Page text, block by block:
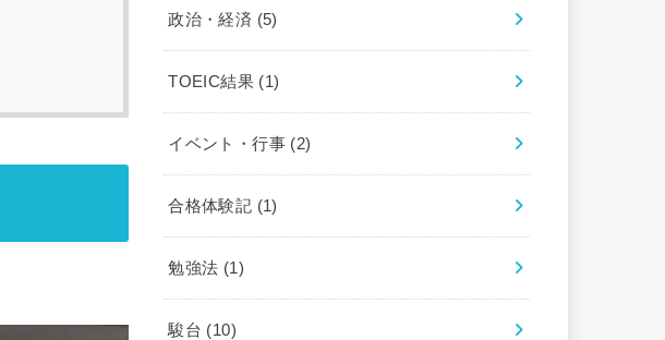
政治・経済 (5)
TOEIC結果 (1)
イベント・行事 (2)
合格体験記 (1)
勉強法 (1)
駿台 (10)